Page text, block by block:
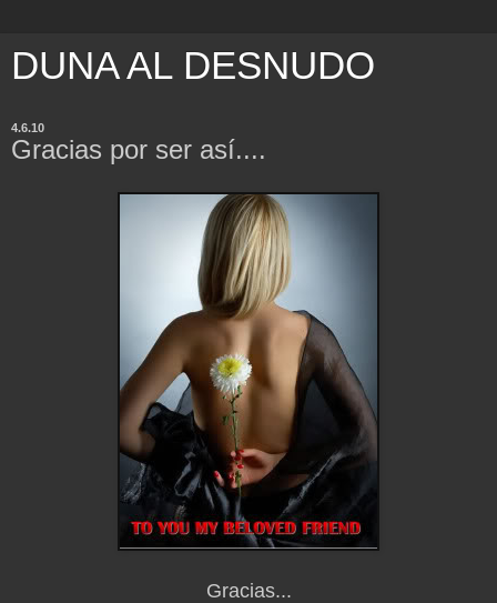
DUNA AL DESNUDO
4.6.10
Gracias por ser así....
Gracias...